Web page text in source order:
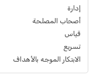
إدارة
أصحاب المصلحة
قياس
تسريع
الابتكار الموجه بالأهداف